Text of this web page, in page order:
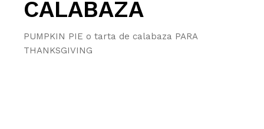
CALABAZA
PUMPKIN PIE o tarta de calabaza PARA
THANKSGIVING